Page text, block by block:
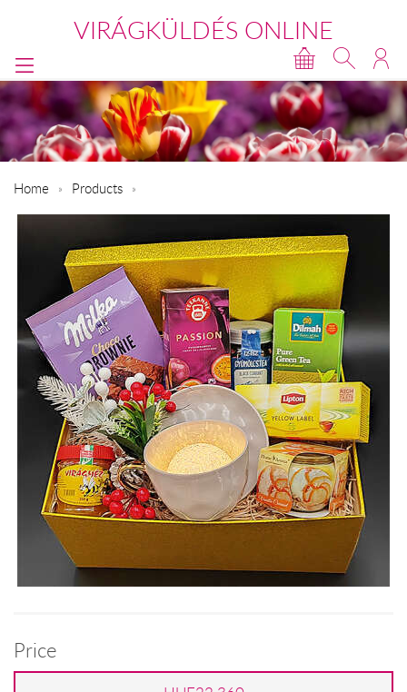
VIRÁGKÜLDÉS ONLINE
Home Products
Price